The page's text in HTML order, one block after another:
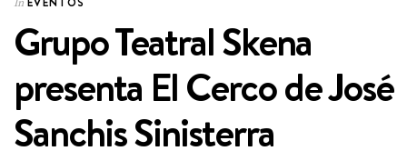
In
Grupo Teatral Skena
presenta El Cerco de José
Sanchis Sinisterra